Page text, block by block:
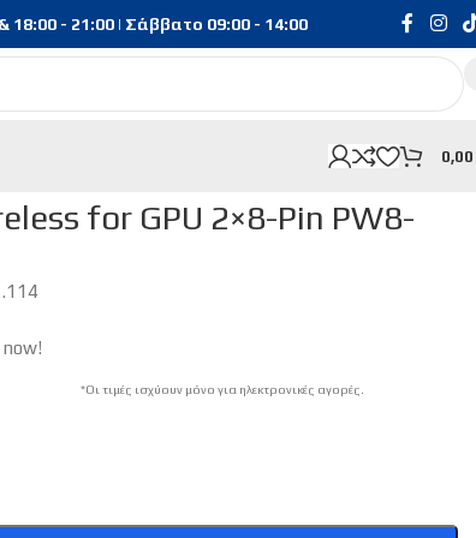
- 21:00 | Σάββατο 09:00 - 14:00
0,00
for GPU 2×8-Pin PW8-
now!
*Οι τιμές ισχύουν μόνο για ηλεκτρονικές αγορές.